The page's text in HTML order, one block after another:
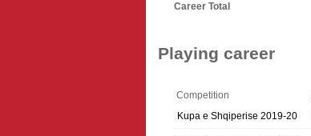
Career Total
Playing career
Competition
Kupa e Shqiperise 2019-20